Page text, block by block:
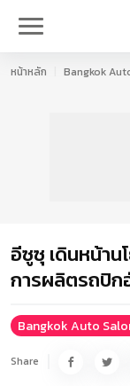
หน้าหลัก Bangkok
อีซูซุ เดินหน้า
การผลิตรถปิก
Bangkok Auto
Share